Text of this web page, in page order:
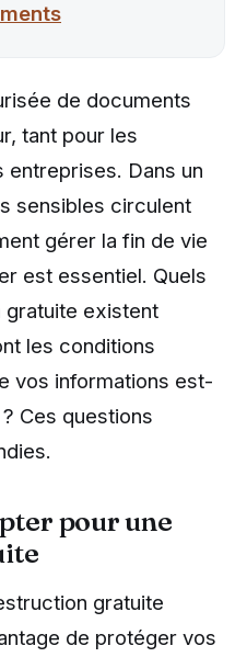
de documents
tant pour les
entreprises. Dans un
sensibles circulent
gérer la fin de vie
est essentiel. Quels
existent
les conditions
vos informations est-
Ces questions
pour une
gratuite
de protéger vos